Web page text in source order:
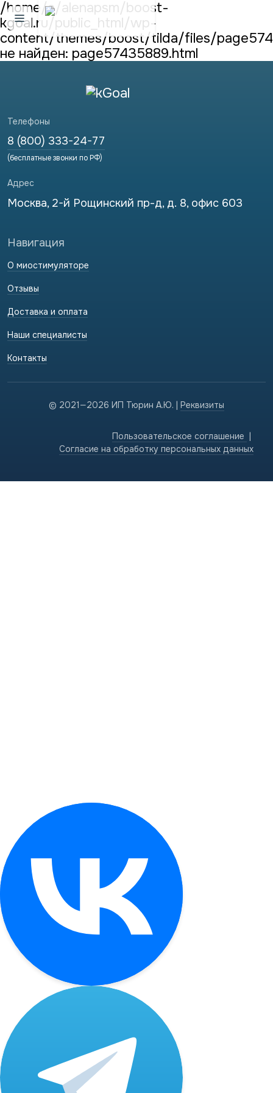
Открыть меню
/home/a/alenapsm/boost-
kgoal.ru/public_html/wp-
content/themes/boost/tilda/files/
не найден: page57435889.html
Навигация
О миостимуляторе
Отзывы
Доставка и оплата
Наши специалисты
Контакты
Адрес
Москва, 2-й Рощинский пр-д, д. 8, офис 603
Телефоны
8 (800) 333-24-77
(бесплатные звонки по РФ)
© 2021—2026 ИП Тюрин А.Ю. | Реквизиты
Пользовательское соглашение |
Cогласие на обработку персональных данных